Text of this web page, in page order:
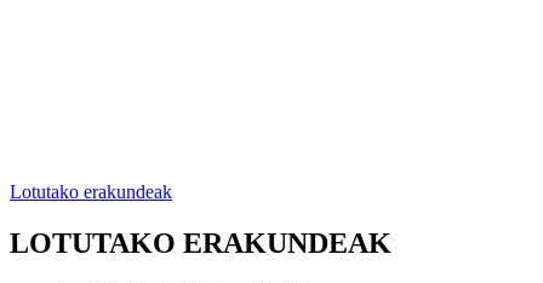
Lotutako erakundeak
LOTUTAKO ERAKUNDEAK